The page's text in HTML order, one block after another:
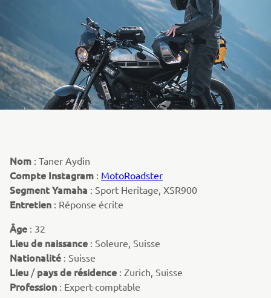
Nom : Taner Aydin
Compte Instagram : MotoRoadster
Segment Yamaha : Sport Heritage, XSR900
Entretien : Réponse écrite
Âge : 32
Lieu de naissance : Soleure, Suisse
Nationalité : Suisse
Lieu / pays de résidence : Zurich, Suisse
Profession : Expert-comptable